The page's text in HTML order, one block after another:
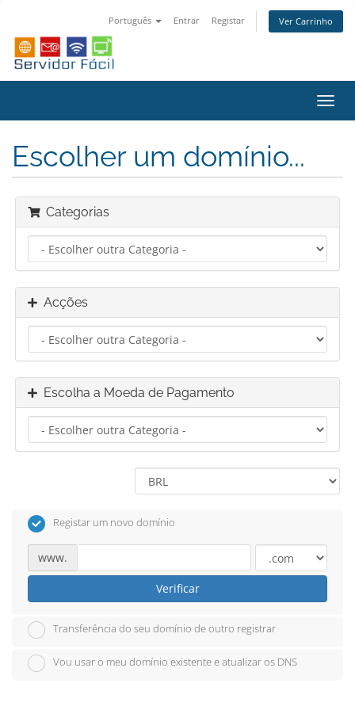
Português Entrar Registar Ver Carrinho
Escolher um domínio...
Categorias
Acções
Escolha a Moeda de Pagamento
Registar um novo domínio
www.
Verificar
Transferência do seu domínio de outro registrar
Vou usar o meu domínio existente e atualizar os DNS